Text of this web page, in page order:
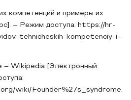
компетенций и примеры их
– Режим доступа: https://hr-
tehnicheskih-kompetenciy-i-
– Wikipedia [Электронный
wiki/Founder%27s_syndrome.